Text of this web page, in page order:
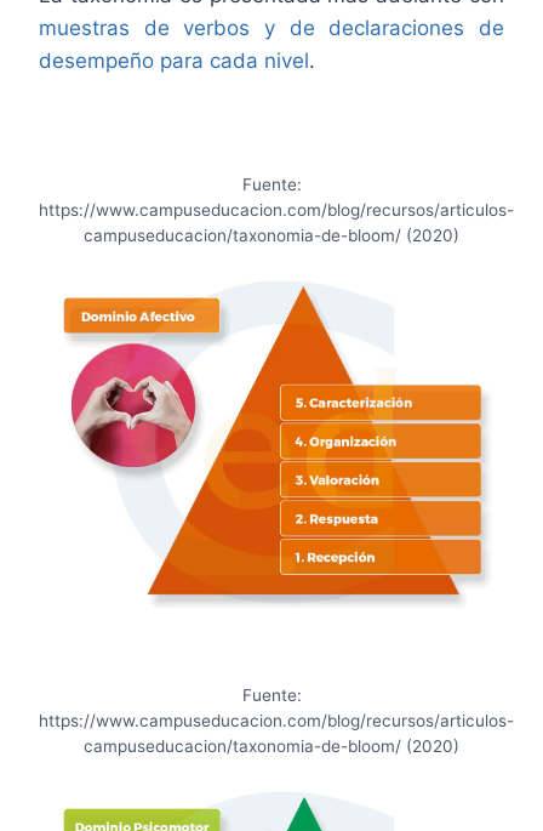
muestras de verbos y de declaraciones de
desempeño para cada nivel.
Fuente:
https://www.campuseducacion.com/blog/recursos/articulos-
campuseducacion/taxonomia-de-bloom/ (2020)
Fuente:
https://www.campuseducacion.com/blog/recursos/articulos-
campuseducacion/taxonomia-de-bloom/ (2020)